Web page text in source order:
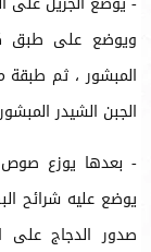
ويوضع على طبق
المبشور ، ثم
الجبن الشيدر
- بعدها يوزع صوص
يوضع عليه شرائح
صدور الدجاج